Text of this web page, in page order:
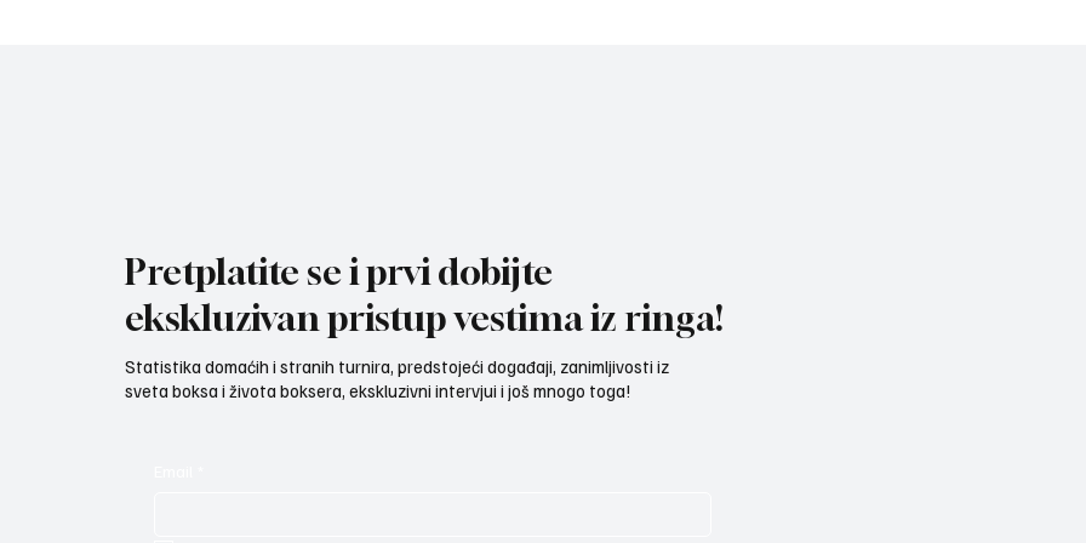
Pretplatite se i prvi dobijte
ekskluzivan pristup vestima iz ringa!
Statistika domaćih i stranih turnira, predstojeći događaji, zanimljivosti iz
sveta boksa i života boksera, ekskluzivni intervjui i još mnogo toga!